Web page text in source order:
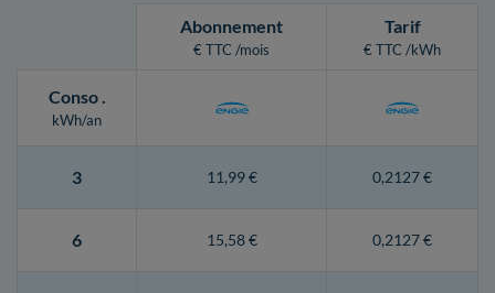
Abonnement
€ TTC /mois
Tarif
€ TTC /kWh
Conso.
kWh/an
3 11,99 € 0,2127 €
6 15,58 € 0,2127 €